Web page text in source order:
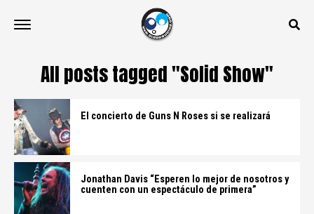
All posts tagged "Solid Show"
El concierto de Guns N Roses si se realizará
Jonathan Davis “Esperen lo mejor de nosotros y
cuenten con un espectáculo de primera”